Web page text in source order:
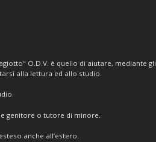
O.D.V. è quello di aiutare, mediante gli
alla lettura ed allo studio.
genitore o tutore di minore.
anche all’estero.